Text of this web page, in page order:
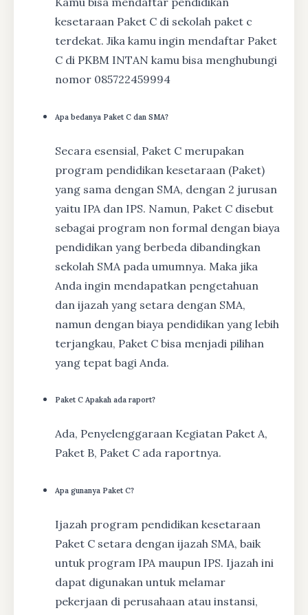
kesetaraan Paket C di sekolah paket c
terdekat. Jika kamu ingin mendaftar Paket
C di PKBM INTAN kamu bisa menghubungi
nomor 085722459994
Apa bedanya Paket C dan SMA?
Secara esensial, Paket C merupakan
program pendidikan kesetaraan (Paket)
yang sama dengan SMA, dengan 2 jurusan
yaitu IPA dan IPS. Namun, Paket C disebut
sebagai program non formal dengan biaya
pendidikan yang berbeda dibandingkan
sekolah SMA pada umumnya. Maka jika
Anda ingin mendapatkan pengetahuan
dan ijazah yang setara dengan SMA,
namun dengan biaya pendidikan yang lebih
terjangkau, Paket C bisa menjadi pilihan
yang tepat bagi Anda.
Paket C Apakah ada raport?
Ada, Penyelenggaraan Kegiatan Paket A,
Paket B, Paket C ada raportnya.
Apa gunanya Paket C?
Ijazah program pendidikan kesetaraan
Paket C setara dengan ijazah SMA, baik
untuk program IPA maupun IPS. Ijazah ini
dapat digunakan untuk melamar
pekerjaan di perusahaan atau instansi,